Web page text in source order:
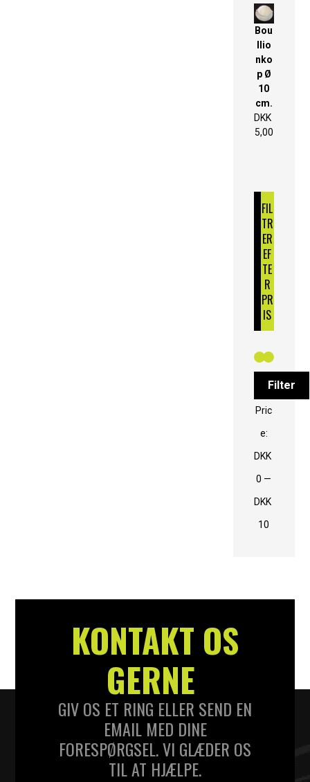
Bou
llio
nko
p Ø
10
cm.
DKK
5,00
FIL
TR
ER
EF
TE
R
PR
IS
Filter
Pric
e:
DKK
0 —
DKK
10
KONTAKT OS
GERNE
GIV OS ET RING ELLER SEND EN
EMAIL MED DINE
FORESPØRGSEL. VI GLÆDER OS
TIL AT HJÆLPE.